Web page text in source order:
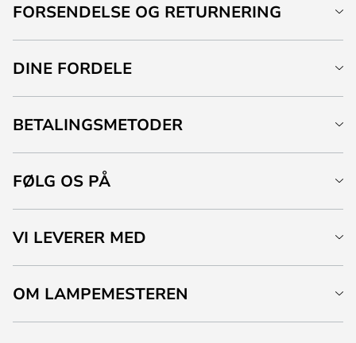
FORSENDELSE OG RETURNERING
DINE FORDELE
BETALINGSMETODER
FØLG OS PÅ
VI LEVERER MED
OM LAMPEMESTEREN